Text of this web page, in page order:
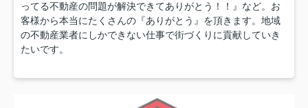
ってる不動産の問題が解決できてありがとう！！』など。お
客様から本当にたくさんの『ありがとう』を頂きます。地域
の不動産業者にしかできない仕事で街づくりに貢献していき
たいです。